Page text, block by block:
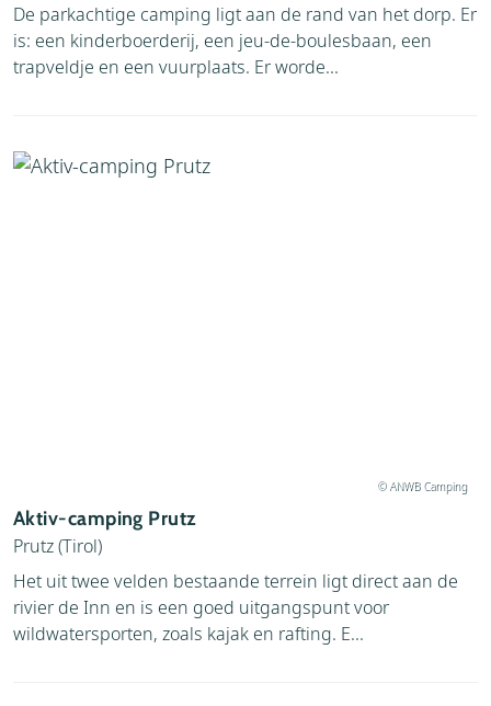
De parkachtige camping ligt aan de rand van het dorp. Er
is: een kinderboerderij, een jeu-de-boulesbaan, een
trapveldje en een vuurplaats. Er worde...
© ANWB Camping
Aktiv-camping Prutz
Prutz (Tirol)
Het uit twee velden bestaande terrein ligt direct aan de
rivier de Inn en is een goed uitgangspunt voor
wildwatersporten, zoals kajak en rafting. E...